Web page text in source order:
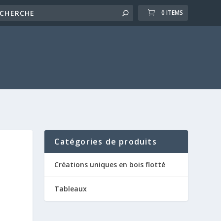
0 ITEMS
Catégories de produits
Créations uniques en bois flotté
Tableaux